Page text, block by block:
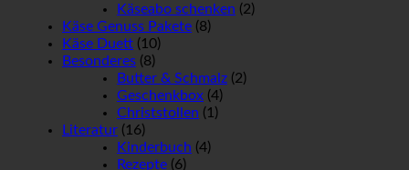
Käseabo schenken (2)
Käse Genuss Pakete (8)
Käse Duett (10)
Besonderes (8)
Butter & Schmalz (2)
Geschenkbox (4)
Christstollen (1)
Literatur (16)
Kinderbuch (4)
Rezepte (6)